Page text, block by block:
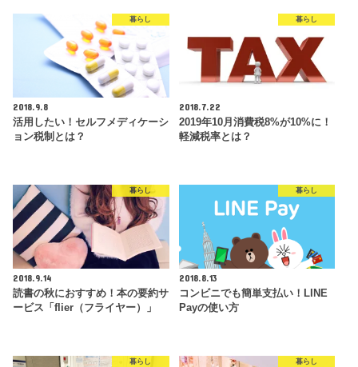
暮らし
2018.9.8
活用したい！セルフメディケーシ
ョン税制とは？
暮らし
2018.7.22
2019年10月消費税8%が10%に！
軽減税率とは？
暮らし
2018.9.14
読書の秋におすすめ！本の要約サ
ービス「flier（フライヤー）」
暮らし
2018.8.13
コンビニでも簡単支払い！LINE
Payの使い方
暮らし 暮らし